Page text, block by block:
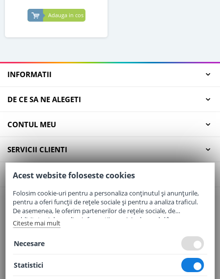
Adauga in cos
INFORMATII
DE CE SA NE ALEGETI
CONTUL MEU
SERVICII CLIENTI
CONTACT
Email:office@elaptepraf.ro
Telefon:0745-964-449
Adresa:Sos. Borsului, Nr. 20, Oradea, Jud. Bihor
Acest website foloseste cookies
Folosim cookie-uri pentru a personaliza conținutul și anunțurile,
pentru a oferi funcții de rețele sociale și pentru a analiza traficul.
De asemenea, le oferim partenerilor de rețele sociale, de
publicitate și de analize informații cu privire la modul în care
folosiți site-ul nostru. Aceștia le pot combina cu alte informații
Citeste mai mult
Necesare
Statistici